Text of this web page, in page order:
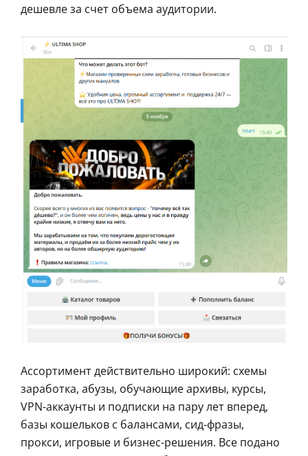
дешевле за счет объема аудитории.
Ассортимент действительно широкий: схемы
заработка, абузы, обучающие архивы, курсы,
VPN-аккаунты и подписки на пару лет вперед,
базы кошельков с балансами, сид-фразы,
прокси, игровые и бизнес-решения. Все подано